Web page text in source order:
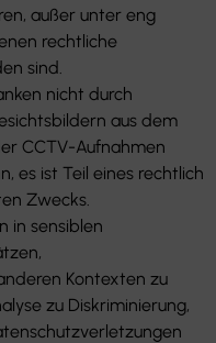
außer unter eng
rechtliche
sind.
nicht durch
aus dem
CCTV-Aufnahmen
es ist Teil eines rechtlich
Zwecks.
in sensiblen
Kontexten zu
zu Diskriminierung,